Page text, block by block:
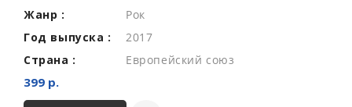
Жанр :
Рок
Год выпуска :
2017
Страна :
Европейский союз
399 р.